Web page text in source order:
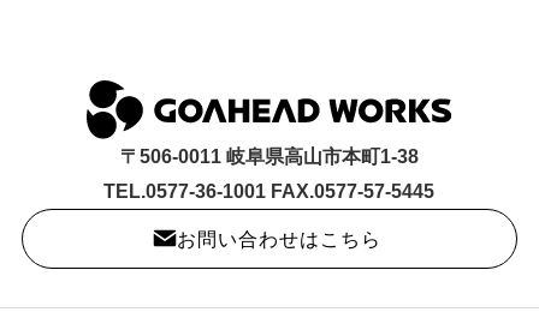
〒506-0011 岐阜県高山市本町1-38
TEL.0577-36-1001 FAX.0577-57-5445
お問い合わせはこちら